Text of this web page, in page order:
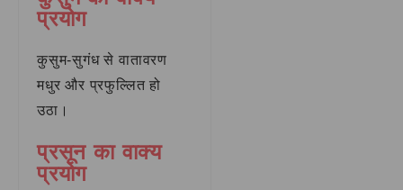
प्रयोग
कुसुम-सुगंध से वातावरण
मधुर और प्रफुल्लित हो
उठा।
प्रसून का वाक्य
प्रयोग